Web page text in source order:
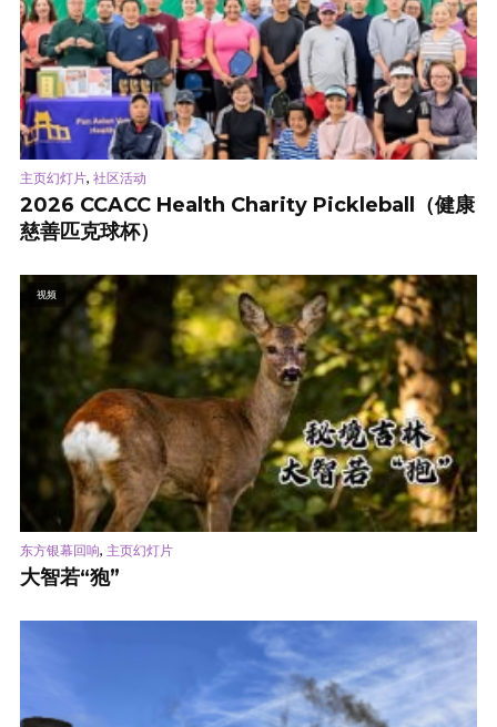
主页幻灯片, 社区活动
2026 CCACC Health Charity Pickleball（健康
慈善匹克球杯）
视频
东方银幕回响, 主页幻灯片
大智若“狍”